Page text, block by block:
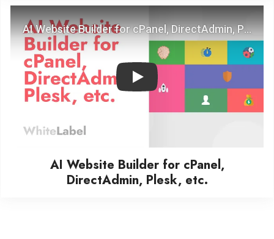
Play
AI Website Builder for cPanel,
DirectAdmin, Plesk, etc.